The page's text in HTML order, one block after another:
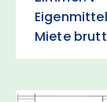
Miete